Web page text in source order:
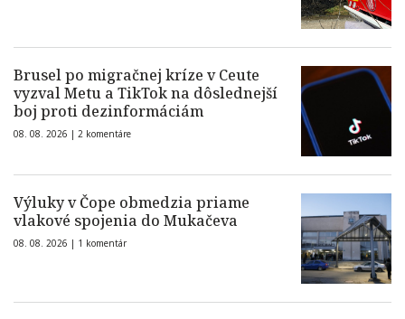
Brusel po migračnej kríze v Ceute
vyzval Metu a TikTok na dôslednejší
boj proti dezinformáciám
08. 08. 2026 | 2 komentáre
Výluky v Čope obmedzia priame
vlakové spojenia do Mukačeva
08. 08. 2026 | 1 komentár